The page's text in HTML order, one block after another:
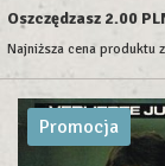
Oszczędzasz 2.00
Najniższa cena produktu
Promocja